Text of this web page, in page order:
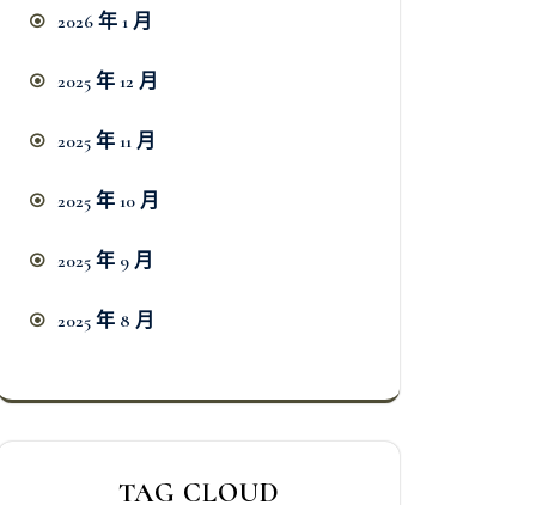
2026 年 1 月
2025 年 12 月
2025 年 11 月
2025 年 10 月
2025 年 9 月
2025 年 8 月
TAG CLOUD